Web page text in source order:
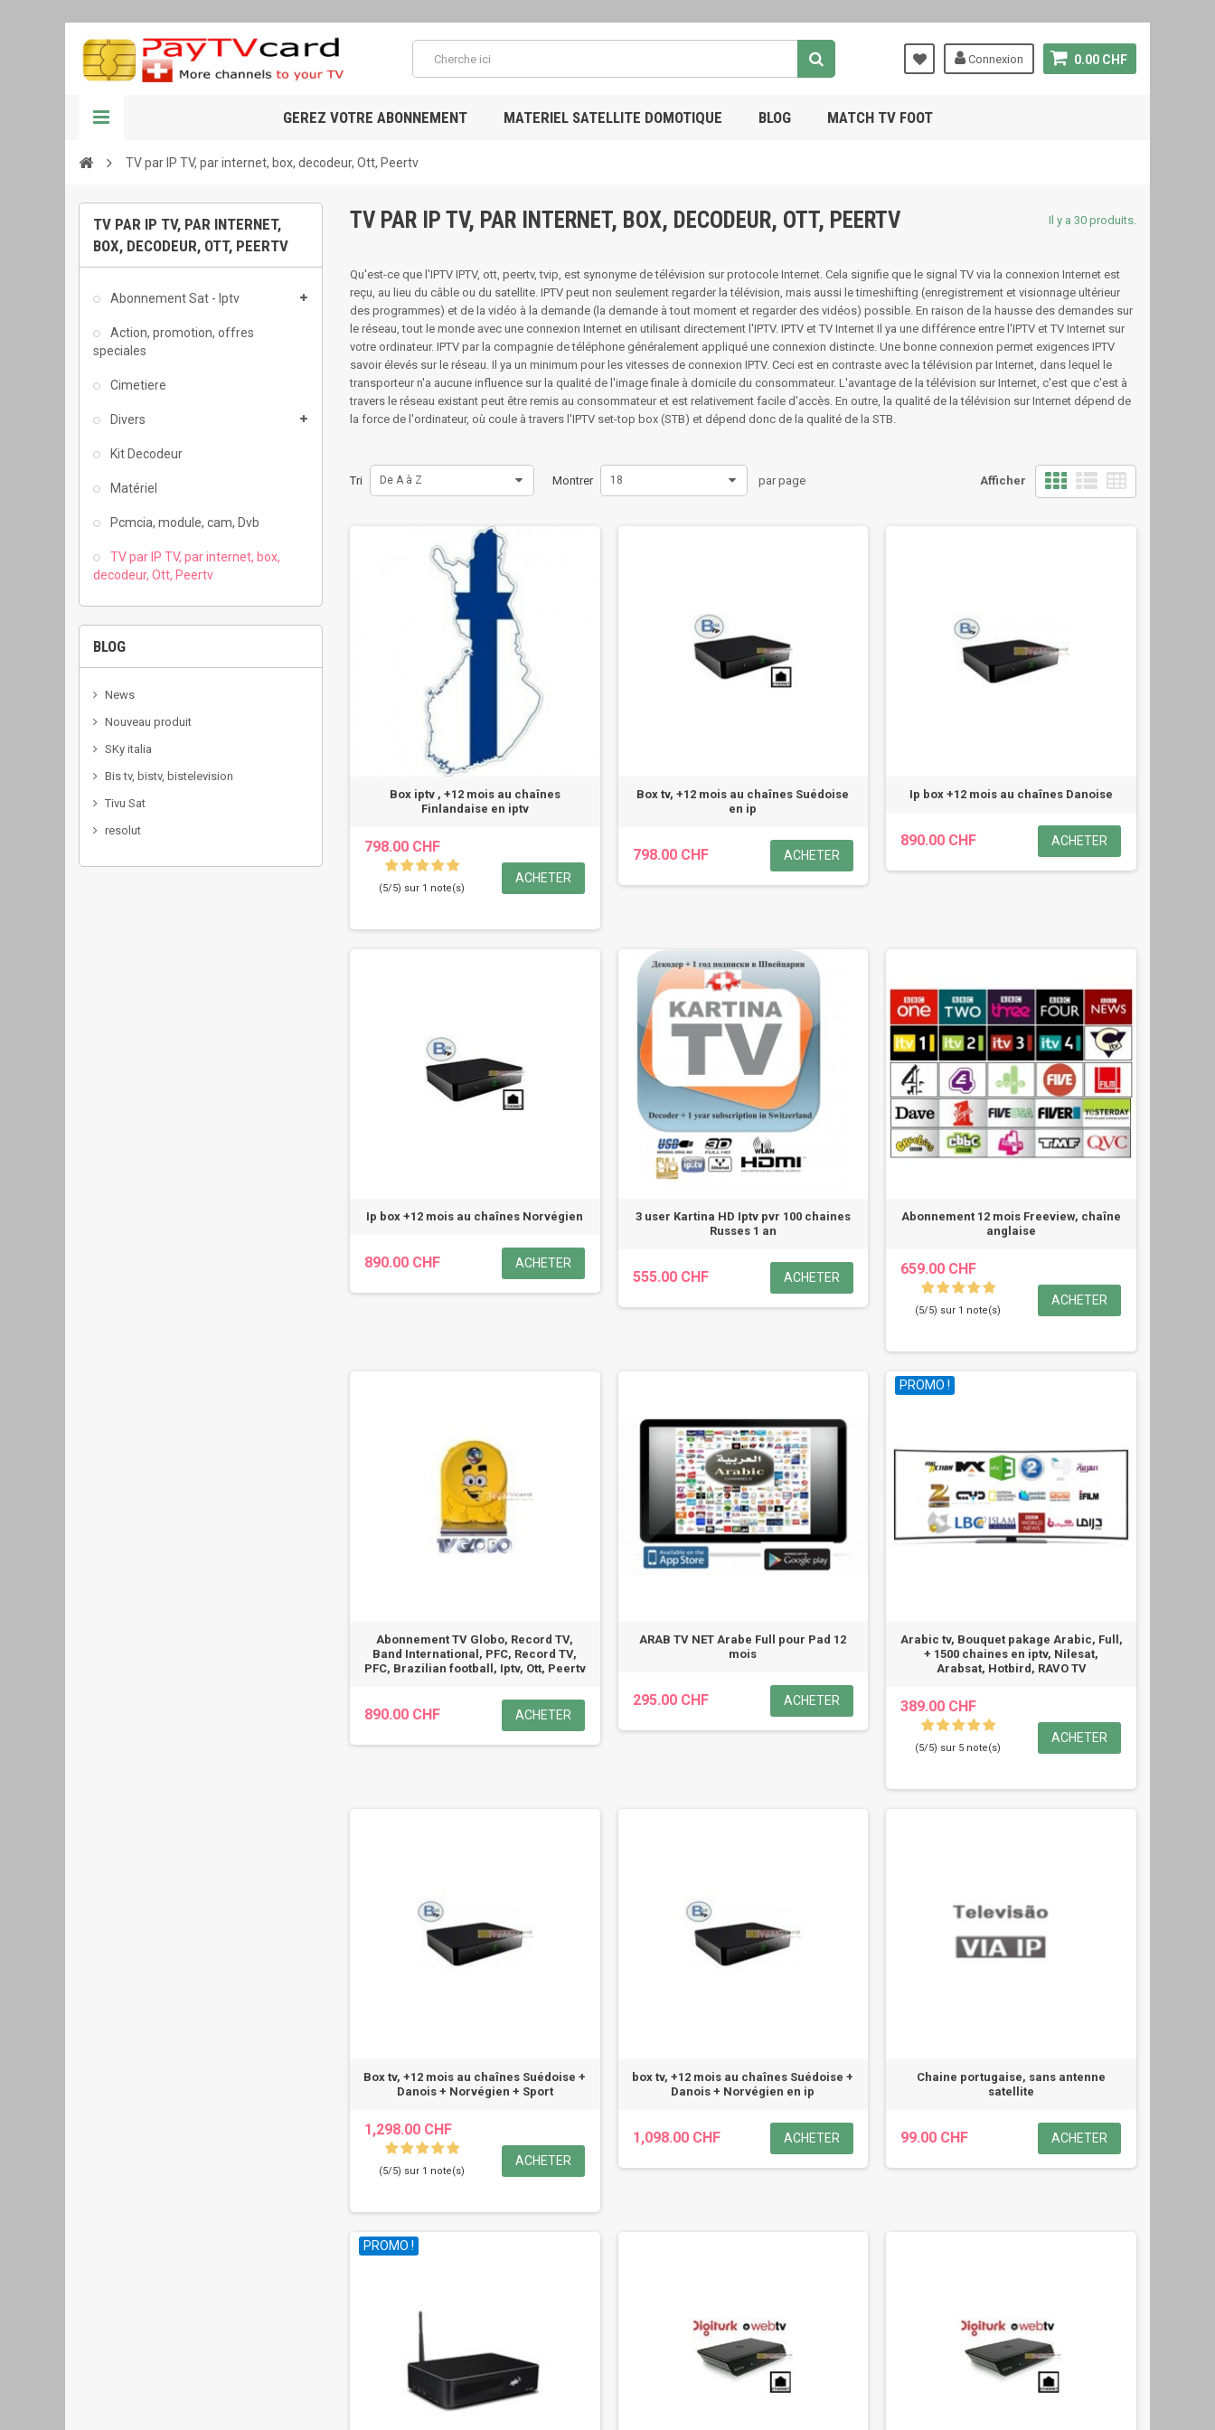
0.00 CHF
Connexion
GEREZ VOTRE ABONNEMENT MATERIEL SATELLITE DOMOTIQUE BLOG MATCH TV FOOT
TV par IP TV, par internet, box, decodeur, Ott, Peertv
TV PAR IP TV, PAR INTERNET,
BOX, DECODEUR, OTT, PEERTV
Abonnement Sat - Iptv
Action, promotion, offres
speciales
Cimetiere
Divers
Kit Decodeur
Matériel
Pcmcia, module, cam, Dvb
TV par IP TV, par internet, box,
decodeur, Ott, Peertv
BLOG
News
Nouveau produit
SKy italia
Bis tv, bistv, bistelevision
Tivu Sat
resolut
TV PAR IP TV, PAR INTERNET, BOX, DECODEUR, OTT, PEERTV Il y a 30 produits.
Qu'est-ce que l'IPTV IPTV, ott, peertv, tvip, est synonyme de télévision sur protocole Internet. Cela signifie que le signal TV via la connexion Internet est
reçu, au lieu du câble ou du satellite. IPTV peut non seulement regarder la télévision, mais aussi le timeshifting (enregistrement et visionnage ultérieur
des programmes) et de la vidéo à la demande (la demande à tout moment et regarder des vidéos) possible. En raison de la hausse des demandes sur
le réseau, tout le monde avec une connexion Internet en utilisant directement l'IPTV. IPTV et TV Internet Il ya une différence entre l'IPTV et TV Internet sur
votre ordinateur. IPTV par la compagnie de téléphone généralement appliqué une connexion distincte. Une bonne connexion permet exigences IPTV
savoir élevés sur le réseau. Il ya un minimum pour les vitesses de connexion IPTV. Ceci est en contraste avec la télévision par Internet, dans lequel le
transporteur n'a aucune influence sur la qualité de l'image finale à domicile du consommateur. L'avantage de la télévision sur Internet, c'est que c'est à
travers le réseau existant peut être remis au consommateur et est relativement facile d'accès. En outre, la qualité de la télévision sur Internet dépend de
la force de l'ordinateur, où coule à travers l'IPTV set-top box (STB) et dépend donc de la qualité de la STB.
Afficher
Tri De A à Z Montrer 18 par page
Box iptv , +12 mois au chaînes
Finlandaise en iptv
798.00 CHF
(5/5) sur 1 note(s)
ACHETER
Box tv, +12 mois au chaînes Suédoise
en ip
798.00 CHF ACHETER
Ip box +12 mois au chaînes Danoise
890.00 CHF ACHETER
Ip box +12 mois au chaînes Norvégien
890.00 CHF ACHETER
3 user Kartina HD Iptv pvr 100 chaines
Russes 1 an
555.00 CHF ACHETER
Abonnement 12 mois Freeview, chaîne
anglaise
659.00 CHF
(5/5) sur 1 note(s)
ACHETER
Abonnement TV Globo, Record TV,
Band International, PFC, Record TV,
PFC, Brazilian football, Iptv, Ott, Peertv
890.00 CHF ACHETER
ARAB TV NET Arabe Full pour Pad 12
mois
295.00 CHF ACHETER
PROMO !
Arabic tv, Bouquet pakage Arabic, Full,
+ 1500 chaines en iptv, Nilesat,
Arabsat, Hotbird, RAVO TV
389.00 CHF
(5/5) sur 5 note(s)
ACHETER
Box tv, +12 mois au chaînes Suédoise +
Danois + Norvégien + Sport
1,298.00 CHF
(5/5) sur 1 note(s)
ACHETER
box tv, +12 mois au chaînes Suédoise +
Danois + Norvégien en ip
1,098.00 CHF ACHETER
Chaine portugaise, sans antenne
satellite
99.00 CHF ACHETER
PROMO !